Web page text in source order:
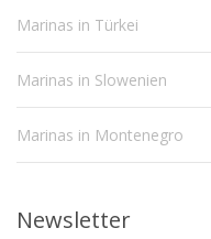
Marinas in Türkei
Marinas in Slowenien
Marinas in Montenegro
Newsletter